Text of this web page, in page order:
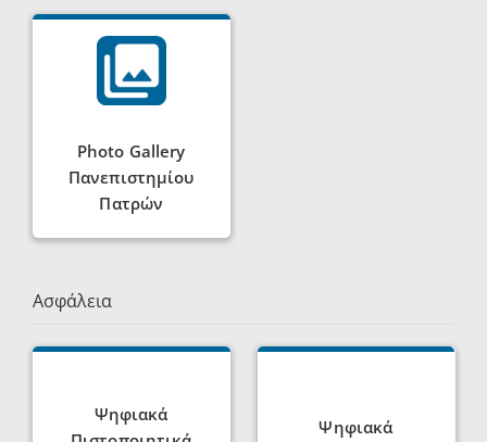
Photo Gallery
Πανεπιστημίου
Πατρών
Ασφάλεια
Ψηφιακά
Ψηφιακά